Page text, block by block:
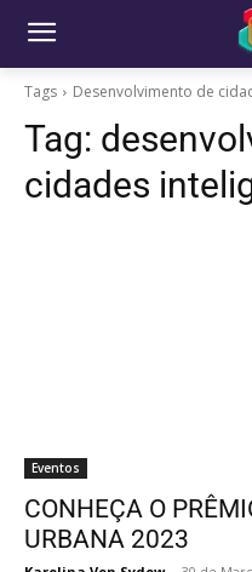
Tags Desenvolvimento de
Tag:
cidades
Eventos
CONHEÇA O
URBANA 2023